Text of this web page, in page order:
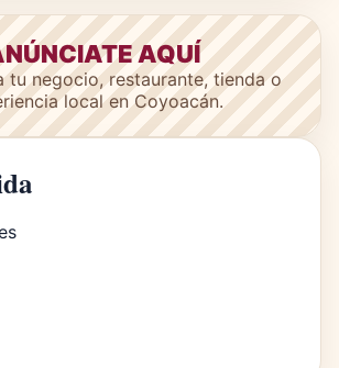
AQUÍ
tu negocio, restaurante, tienda o
local en Coyoacán.